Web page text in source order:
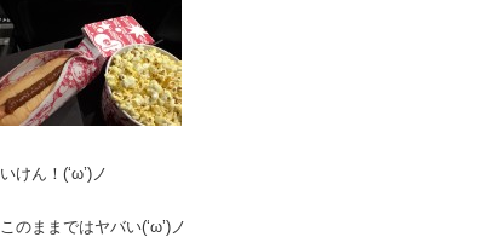
いけん！(‘ω’)ノ
このままではヤバい(‘ω’)ノ